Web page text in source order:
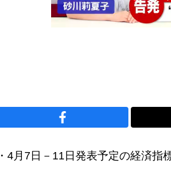
・4月7日－11日発表予定の経済指